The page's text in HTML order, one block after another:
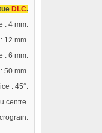
DLC.
: 4 mm.
12 mm.
: 6 mm.
50 mm.
: 45°.
centre.